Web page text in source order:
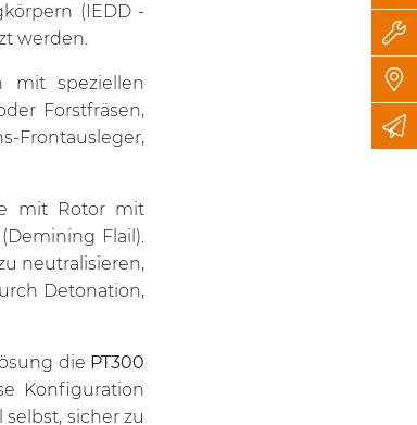
(IEDD -
werden.
mit speziellen
Forstfräsen,
Frontausleger,
mit Rotor mit
Flail).
neutralisieren,
Detonation,
die PT300
Konfiguration
sicher zu